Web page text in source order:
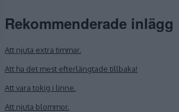
Rekommenderade inlägg
Att njuta extra timmar.
Att ha det mest efterlängtade tillbaka!
Att vara tokig i linne.
Att njuta blommor.